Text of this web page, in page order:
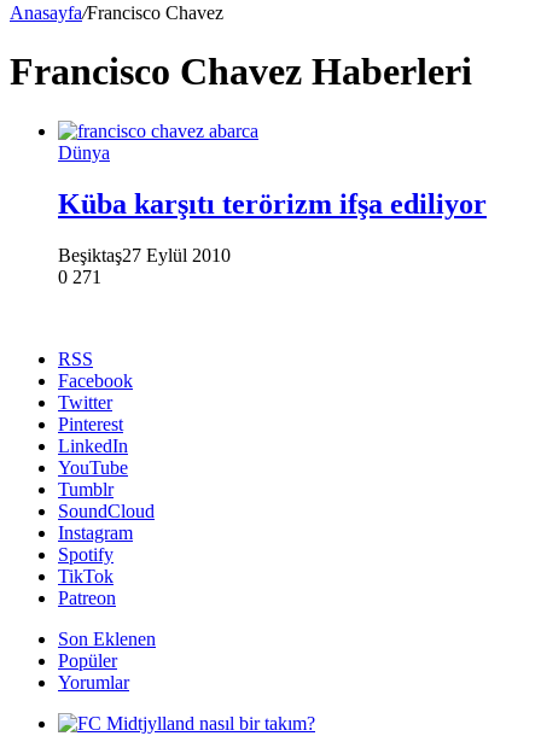
Anasayfa/Francisco Chavez
Francisco Chavez Haberleri
Dünya
Küba karşıtı terörizm ifşa ediliyor
Beşiktaş27 Eylül 2010
0 271
RSS
Facebook
Twitter
Pinterest
LinkedIn
YouTube
Tumblr
SoundCloud
Instagram
Spotify
TikTok
Patreon
Son Eklenen
Popüler
Yorumlar